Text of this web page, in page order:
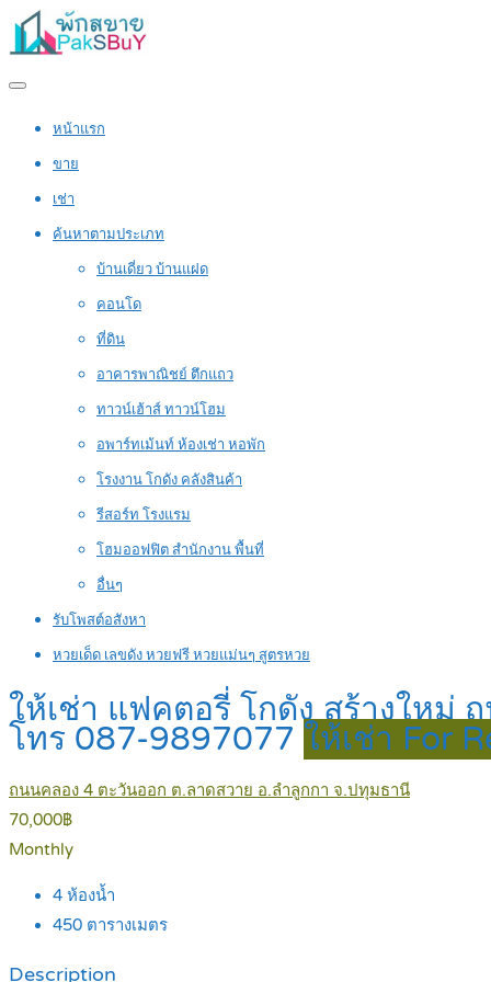
หน้าแรก
ขาย
เช่า
ค้นหาตามประเภท
บ้านเดี่ยว บ้านแฝด
คอนโด
ที่ดิน
อาคารพาณิชย์ ตึกแถว
ทาวน์เฮ้าส์ ทาวน์โฮม
อพาร์ทเม้นท์ ห้องเช่า หอพัก
โรงงาน โกดัง คลังสินค้า
รีสอร์ท โรงแรม
โฮมออฟฟิต สำนักงาน พื้นที่
อื่นๆ
รับโพสต์อสังหา
หวยเด็ด เลขดัง หวยฟรี หวยแม่นๆ สูตรหวย
ให้เช่า แฟคตอรี่ โกดัง สร้างใหม่
โทร 087-9897077 ให้เช่า For
ถนนคลอง 4 ตะวันออก ต.ลาดสวาย อ.ลำลูกกา จ.ปทุมธานี
70,000฿
Monthly
4 ห้องน้ำ
450 ตารางเมตร
Description